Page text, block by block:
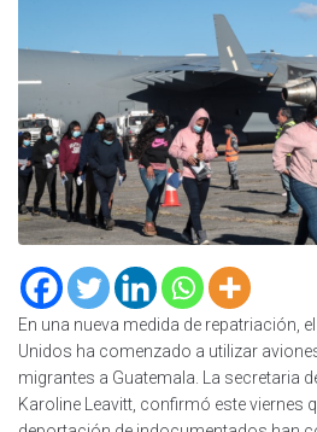
En una nueva medida de repatriación,
Unidos ha comenzado a utilizar
migrantes a Guatemala. La secretaria
Karoline Leavitt, confirmó este viernes